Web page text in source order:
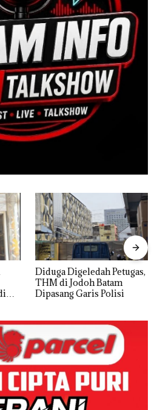
Diduga Digeledah Petugas,
THM di Jodoh Batam
Dipasang Garis Polisi